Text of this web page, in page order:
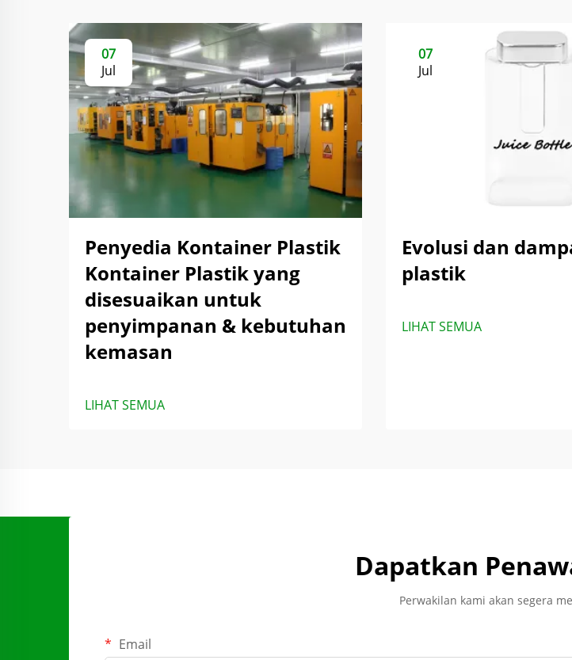
07
Jul
Penyedia Kontainer Plastik
Kontainer Plastik yang
disesuaikan untuk
penyimpanan & kebutuhan
kemasan
LIHAT SEMUA
07
Jul
Evolusi dan
plastik
LIHAT SEMUA
Dapatkan
Perwakilan kami akan segera
Email